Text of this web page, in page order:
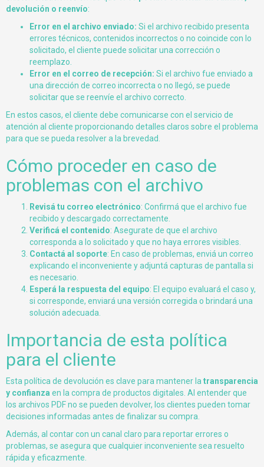
devolución o reenvío:
Error en el archivo enviado: Si el archivo recibido presenta
errores técnicos, contenidos incorrectos o no coincide con lo
solicitado, el cliente puede solicitar una corrección o
reemplazo.
Error en el correo de recepción: Si el archivo fue enviado a
una dirección de correo incorrecta o no llegó, se puede
solicitar que se reenvíe el archivo correcto.
En estos casos, el cliente debe comunicarse con el servicio de
atención al cliente proporcionando detalles claros sobre el problema
para que se pueda resolver a la brevedad.
Cómo proceder en caso de
problemas con el archivo
Revisá tu correo electrónico: Confirmá que el archivo fue
recibido y descargado correctamente.
Verificá el contenido: Asegurate de que el archivo
corresponda a lo solicitado y que no haya errores visibles.
Contactá al soporte: En caso de problemas, enviá un correo
explicando el inconveniente y adjuntá capturas de pantalla si
es necesario.
Esperá la respuesta del equipo: El equipo evaluará el caso y,
si corresponde, enviará una versión corregida o brindará una
solución adecuada.
Importancia de esta política
para el cliente
Esta política de devolución es clave para mantener la transparencia
y confianza en la compra de productos digitales. Al entender que
los archivos PDF no se pueden devolver, los clientes pueden tomar
decisiones informadas antes de finalizar su compra.
Además, al contar con un canal claro para reportar errores o
problemas, se asegura que cualquier inconveniente sea resuelto
rápida y eficazmente.